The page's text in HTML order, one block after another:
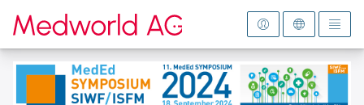
Zur Startseite